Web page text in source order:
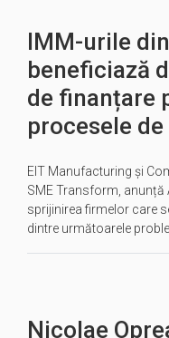
IMM-urile
beneficiază
de finanțare
procesele
EIT Manufacturing și
SME Transform, anunță
sprijinirea firmelor care
dintre următoarele
Nicolae